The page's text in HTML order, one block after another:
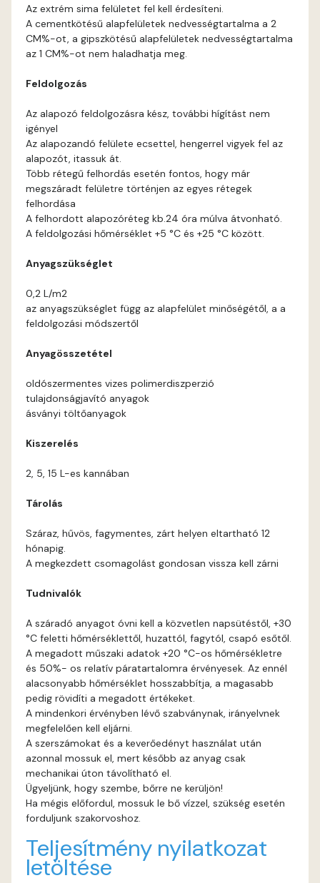
Brick E
Caramel E
Citrus C
Citrus D
Citrus E
Fir E
Graphit E
Grass-green E
Heide C
Heide D
Indian-yellow E
Az extrém sima felületet fel kell érdesíteni.
A cementkötésű alapfelületek nedvességtartalma a 2
CM%-ot, a gipszkötésű alapfelületek nedvességtartalma
az 1 CM%-ot nem haladhatja meg.
Feldolgozás
Az alapozó feldolgozásra kész, további hígítást nem
igényel
Az alapozandó felülete ecsettel, hengerrel vigyek fel az
alapozót, itassuk át.
Több rétegű felhordás esetén fontos, hogy már
megszáradt felületre történjen az egyes rétegek
felhordása
A felhordott alapozóréteg kb.24 óra múlva átvonható.
A feldolgozási hőmérséklet +5 °C és +25 °C között.
Anyagszükséglet
0,2 L/m2
az anyagszükséglet függ az alapfelület minőségétől, a a
feldolgozási módszertől
Anyagösszetétel
oldószermentes vizes polimerdiszperzió
tulajdonságjavító anyagok
ásványi töltőanyagok
Kiszerelés
2, 5, 15 L-es kannában
Tárolás
Száraz, hűvös, fagymentes, zárt helyen eltartható 12
hónapig.
A megkezdett csomagolást gondosan vissza kell zárni
Tudnivalók
A száradó anyagot óvni kell a közvetlen napsütéstől, +30
°C feletti hőmérséklettől, huzattól, fagytól, csapó esőtől.
A megadott műszaki adatok +20 °C-os hőmérsékletre
és 50%- os relatív páratartalomra érvényesek. Az ennél
alacsonyabb hőmérséklet hosszabbítja, a magasabb
pedig rövidíti a megadott értékeket.
A mindenkori érvényben lévő szabványnak, irányelvnek
megfelelően kell eljárni.
A szerszámokat és a keverőedényt használat után
azonnal mossuk el, mert később az anyag csak
mechanikai úton távolítható el.
Ügyeljünk, hogy szembe, bőrre ne kerüljön!
Ha mégis előfordul, mossuk le bő vízzel, szükség esetén
forduljunk szakorvoshoz.
Teljesítmény nyilatkozat
letöltése